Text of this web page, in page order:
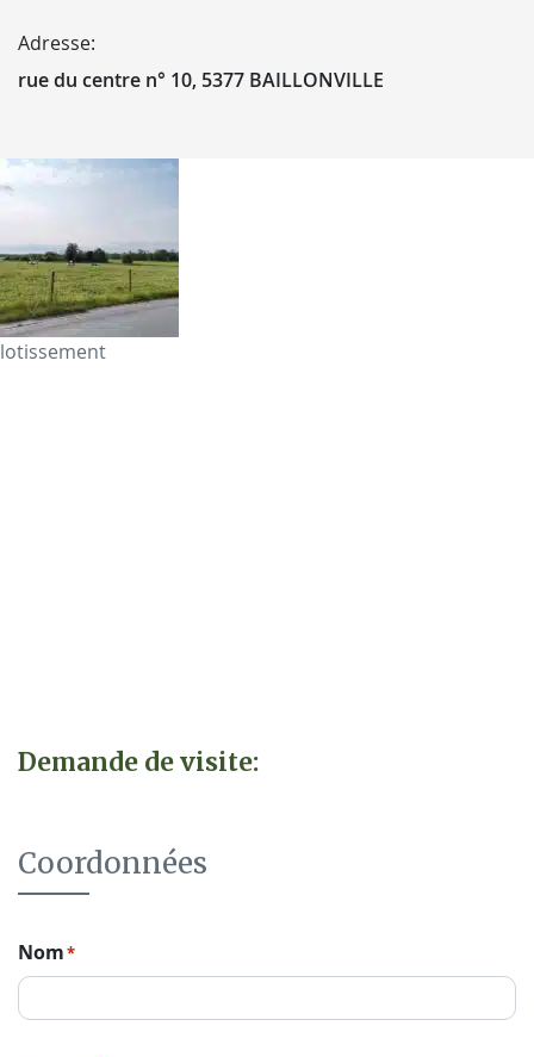
Adresse:
rue du centre n° 10, 5377 BAILLONVILLE
lotissement
Demande de visite:
Coordonnées
Nom*